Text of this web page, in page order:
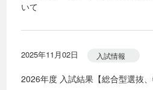
いて
2025年11月02日 入試情報
2026年度 入試結果【総合型選抜、